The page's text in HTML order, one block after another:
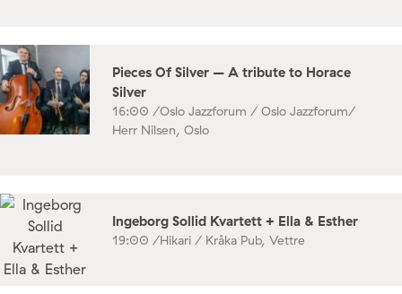
Pieces Of Silver – A tribute to Horace
Silver
16:00 /Oslo Jazzforum / Oslo Jazzforum/
Herr Nilsen, Oslo
Ingeborg Sollid Kvartett + Ella & Esther
19:00 /Hikari / Kråka Pub, Vettre